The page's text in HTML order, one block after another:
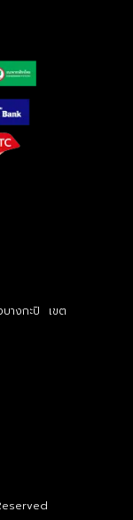
างกะปิ เขต